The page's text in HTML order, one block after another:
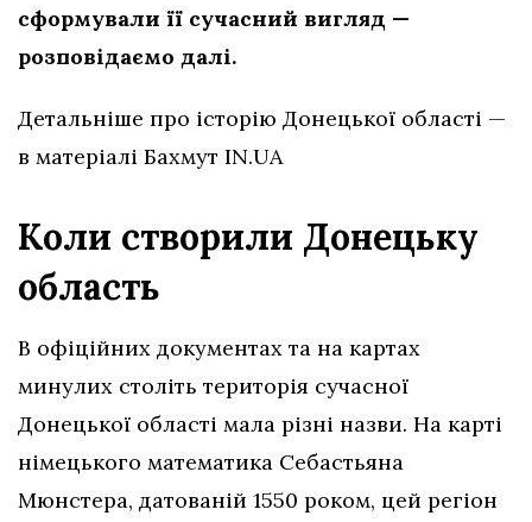
сформували її сучасний вигляд —
розповідаємо далі.
Детальніше про історію Донецької області —
в матеріалі Бахмут IN.UA
Коли створили Донецьку
область
В офіційних документах та на картах
минулих століть територія сучасної
Донецької області мала різні назви. На карті
німецького математика Себастьяна
Мюнстера, датованій 1550 роком, цей регіон